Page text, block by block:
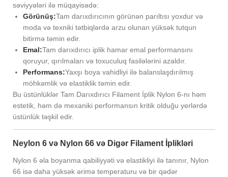
səviyyələri ilə müqayisədə:
Görünüş:Tam darıxdırıcının görünən parıltısı yoxdur və
moda və texniki tətbiqlərdə arzu olunan yüksək tutqun
bitirmə təmin edir.
Emal:Tam darıxdırıcı iplik hamar emal performansını
qoruyur, qırılmaları və toxuculuq fasilələrini azaldır.
Performans:Yaxşı boya vahidliyi ilə balanslaşdırılmış
möhkəmlik və elastiklik təmin edir.
Bu üstünlüklər Tam Darıxdırıcı Filament İplik Nylon 6-nı həm
estetik, həm də mexaniki performansın kritik olduğu yerlərdə
üstünlük təşkil edir.
Neylon 6 və Nylon 66 və Digər Filament İplikləri
Nylon 6 əla boyanma qabiliyyəti və elastikliyi ilə tanınır, Nylon
66 isə daha yüksək ərimə temperaturu və bir qədər